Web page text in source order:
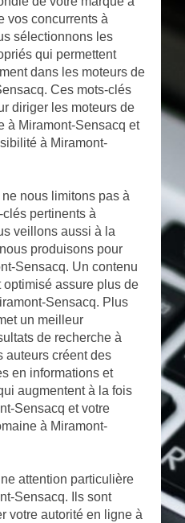
vos concurrents à
sélectionnons les
qui permettent
dans les moteurs de
Ces mots-clés
diriger les moteurs de
à Miramont-Sensacq et
à Miramont-
nous limitons pas à
clés pertinents à
veillons aussi à la
produisons pour
Sensacq. Un contenu
optimisé assure plus de
Sensacq. Plus
un meilleur
de recherche à
auteurs créent des
en informations et
augmentent à la fois
Sensacq et votre
à Miramont-
attention particulière
Sensacq. Ils sont
votre autorité en ligne à